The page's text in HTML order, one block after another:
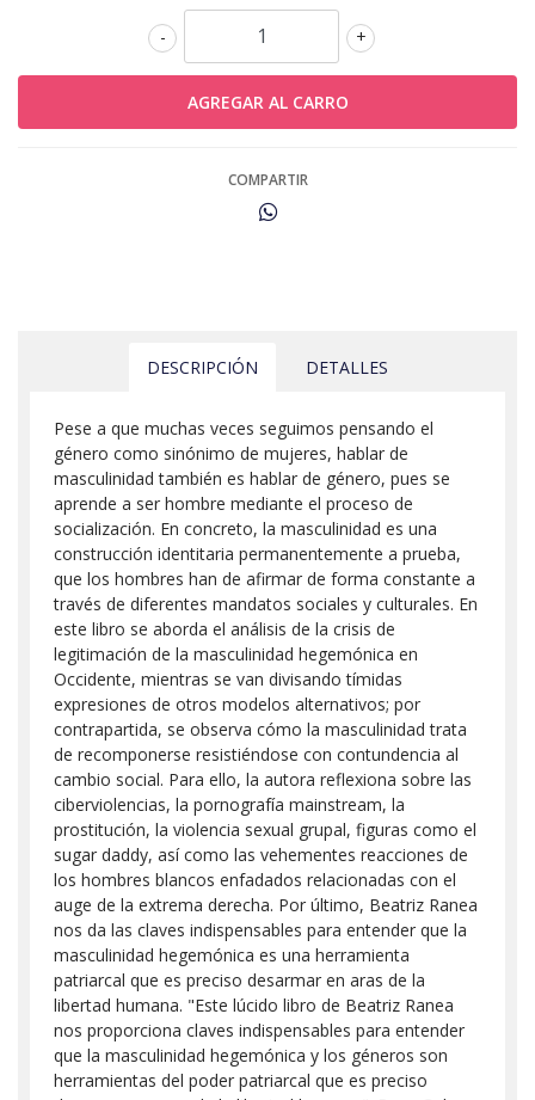
+
-
COMPARTIR
DESCRIPCIÓN DETALLES
Pese a que muchas veces seguimos pensando el
género como sinónimo de mujeres, hablar de
masculinidad también es hablar de género, pues se
aprende a ser hombre mediante el proceso de
socialización. En concreto, la masculinidad es una
construcción identitaria permanentemente a prueba,
que los hombres han de afirmar de forma constante a
través de diferentes mandatos sociales y culturales. En
este libro se aborda el análisis de la crisis de
legitimación de la masculinidad hegemónica en
Occidente, mientras se van divisando tímidas
expresiones de otros modelos alternativos; por
contrapartida, se observa cómo la masculinidad trata
de recomponerse resistiéndose con contundencia al
cambio social. Para ello, la autora reflexiona sobre las
ciberviolencias, la pornografía mainstream, la
prostitución, la violencia sexual grupal, figuras como el
sugar daddy, así como las vehementes reacciones de
los hombres blancos enfadados relacionadas con el
auge de la extrema derecha. Por último, Beatriz Ranea
nos da las claves indispensables para entender que la
masculinidad hegemónica es una herramienta
patriarcal que es preciso desarmar en aras de la
libertad humana. "Este lúcido libro de Beatriz Ranea
nos proporciona claves indispensables para entender
que la masculinidad hegemónica y los géneros son
herramientas del poder patriarcal que es preciso